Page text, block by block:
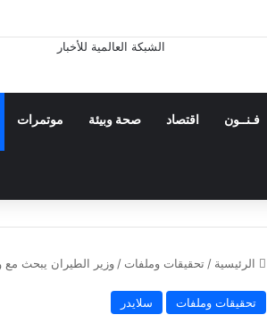
فـنــون اقتصاد صحة وبيئة موتمرات
الرئيسية / تحقيقات وملفات / وزير الطيران يبحث مع
تحقيقات وملفات سلايدر